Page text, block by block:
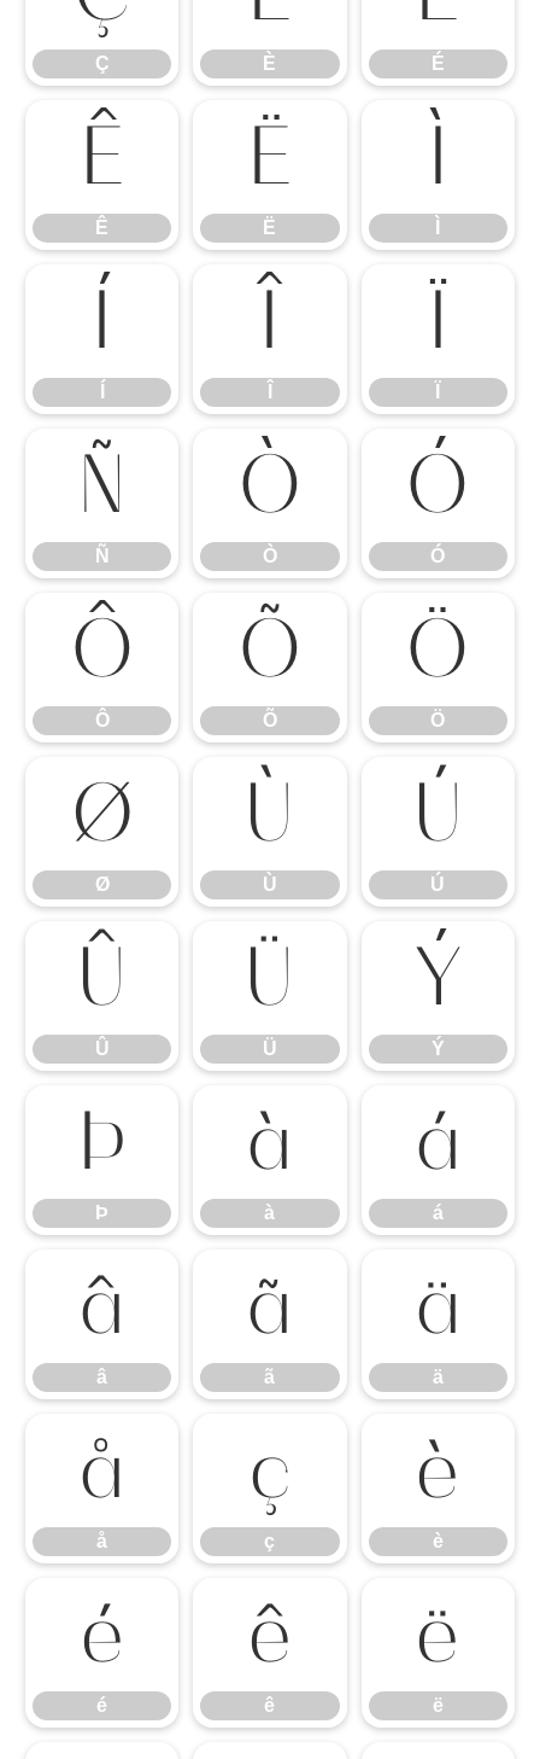
Ç È É
Ê
Ê
Ë
Ë
Ñ
Ñ
Ò
Ò
Ó
Ó
Ô
Ô
Õ
Õ
Ö
Ö
Ø
Ø
Ù
Ù
Ú
Ú
Û
Û
Ü
Ü
Ý
Ý
Þ
Þ
à
à
á
á
â
â
ã
ã
ä
ä
å
å
ç
ç
è
è
é
é
ê
ê
ë
ë